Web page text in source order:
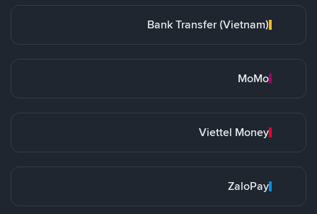
Bank Transfer (Vietnam)
MoMo
Viettel Money
ZaloPay